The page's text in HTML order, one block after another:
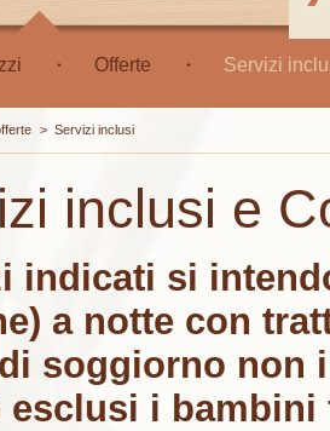
Offerte Servizi
inclusi e
indicati si
a notte con
soggiorno non
esclusi i bambini
> Servizi inclusi